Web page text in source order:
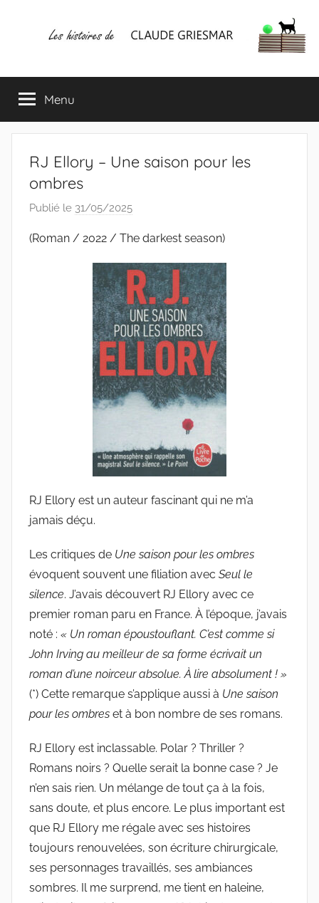
Les
histoires
de
CLAUDE
GRIESMAR
mes
lectures
favorites
Menu
RJ Ellory – Une saison pour les
ombres
Publié le 31/05/2025
r
C
l
a
u
d
e
G
r
s
m
r
(Roman / 2022 / The darkest season)
RJ Ellory est un auteur fascinant qui ne m’a
jamais déçu.
Les critiques de Une saison pour les ombres
évoquent souvent une filiation avec Seul le
silence. J’avais découvert RJ Ellory avec ce
premier roman paru en France. À l’époque, j’avais
noté : « Un roman époustouflant. C’est comme si
John Irving au meilleur de sa forme écrivait un
roman d’une noirceur absolue. À lire absolument ! »
(*) Cette remarque s’applique aussi à Une saison
pour les ombres et à bon nombre de ses romans.
RJ Ellory est inclassable. Polar ? Thriller ?
Romans noirs ? Quelle serait la bonne case ? Je
n’en sais rien. Un mélange de tout ça à la fois,
sans doute, et plus encore. Le plus important est
que RJ Ellory me régale avec ses histoires
toujours renouvelées, son écriture chirurgicale,
ses personnages travaillés, ses ambiances
sombres. Il me surprend, me tient en haleine,